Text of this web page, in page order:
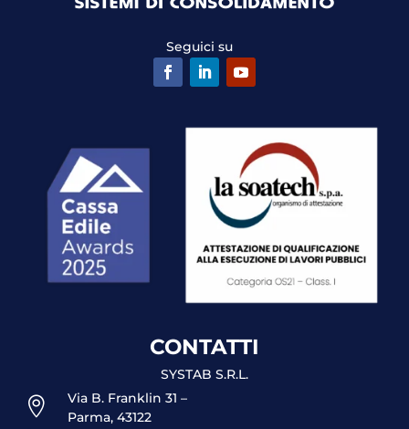
Seguici su
CONTATTI
SYSTAB S.R.L.

Via B. Franklin 31 –
Parma, 43122